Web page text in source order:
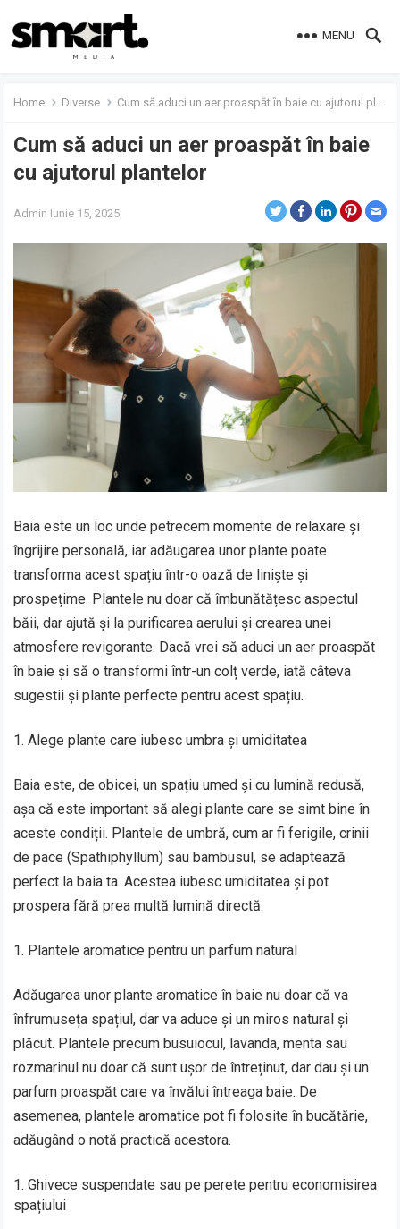
MENU
Home Diverse Cum să aduci un aer proaspăt în baie cu ajutorul plantelor
Cum să aduci un aer proaspăt în baie
cu ajutorul plantelor
Admin Iunie 15, 2025
Baia este un loc unde petrecem momente de relaxare și
îngrijire personală, iar adăugarea unor plante poate
transforma acest spațiu într-o oază de liniște și
prospețime. Plantele nu doar că îmbunătățesc aspectul
băii, dar ajută și la purificarea aerului și crearea unei
atmosfere revigorante. Dacă vrei să aduci un aer proaspăt
în baie și să o transformi într-un colț verde, iată câteva
sugestii și plante perfecte pentru acest spațiu.
Alege plante care iubesc umbra și umiditatea
Baia este, de obicei, un spațiu umed și cu lumină redusă,
așa că este important să alegi plante care se simt bine în
aceste condiții. Plantele de umbră, cum ar fi ferigile, crinii
de pace (Spathiphyllum) sau bambusul, se adaptează
perfect la baia ta. Acestea iubesc umiditatea și pot
prospera fără prea multă lumină directă.
Plantele aromatice pentru un parfum natural
Adăugarea unor plante aromatice în baie nu doar că va
înfrumuseța spațiul, dar va aduce și un miros natural și
plăcut. Plantele precum busuiocul, lavanda, menta sau
rozmarinul nu doar că sunt ușor de întreținut, dar dau și un
parfum proaspăt care va învălui întreaga baie. De
asemenea, plantele aromatice pot fi folosite în bucătărie,
adăugând o notă practică acestora.
Ghivece suspendate sau pe perete pentru economisirea
spațiului